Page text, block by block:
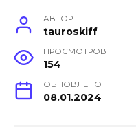
АВТОР
tauroskiff
ПРОСМОТРОВ
154
ОБНОВЛЕНО
08.01.2024